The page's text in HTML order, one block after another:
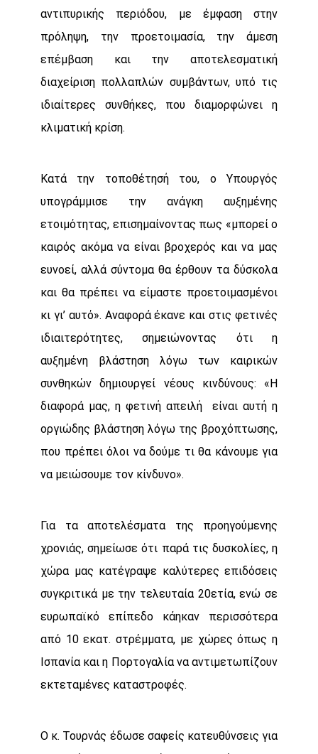
αντιπυρικής περιόδου, με έμφαση στην
πρόληψη, την προετοιμασία, την άμεση
επέμβαση και την αποτελεσματική
διαχείριση πολλαπλών συμβάντων, υπό τις
ιδιαίτερες συνθήκες, που διαμορφώνει η
κλιματική κρίση.
Κατά την τοποθέτησή του, ο Υπουργός
υπογράμμισε την ανάγκη αυξημένης
ετοιμότητας, επισημαίνοντας πως «μπορεί ο
καιρός ακόμα να είναι βροχερός και να μας
ευνοεί, αλλά σύντομα θα έρθουν τα δύσκολα
και θα πρέπει να είμαστε προετοιμασμένοι
κι γι’ αυτό». Αναφορά έκανε και στις φετινές
ιδιαιτερότητες, σημειώνοντας ότι η
αυξημένη βλάστηση λόγω των καιρικών
συνθηκών δημιουργεί νέους κινδύνους: «Η
διαφορά μας, η φετινή απειλή είναι αυτή η
οργιώδης βλάστηση λόγω της βροχόπτωσης,
που πρέπει όλοι να δούμε τι θα κάνουμε για
να μειώσουμε τον κίνδυνο».
Για τα αποτελέσματα της προηγούμενης
χρονιάς, σημείωσε ότι παρά τις δυσκολίες, η
χώρα μας κατέγραψε καλύτερες επιδόσεις
συγκριτικά με την τελευταία 20ετία, ενώ σε
ευρωπαϊκό επίπεδο κάηκαν περισσότερα
από 10 εκατ. στρέμματα, με χώρες όπως η
Ισπανία και η Πορτογαλία να αντιμετωπίζουν
εκτεταμένες καταστροφές.
Ο κ. Τουρνάς έδωσε σαφείς κατευθύνσεις για